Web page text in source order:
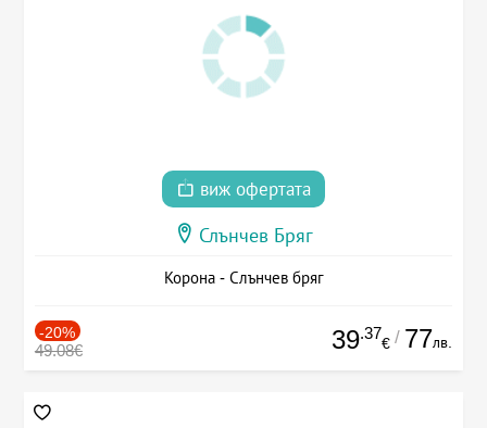
виж офертата
Слънчев Бряг
Корона - Слънчев бряг
-20%
49.08€ 39.37
€ / 77лв.